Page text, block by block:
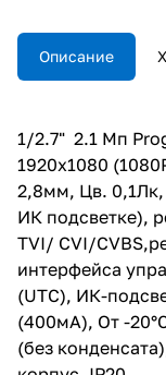
CVI/CVBS,режим
поддержка
управления
до +50°С при
(без конденсата),
гр., пластиковый
Описание
1/2.7" 2.1 Мп
1920х1080
2,8мм, Цв.
ИК подсветке),
TVI/ CVI/
интерфейса
(UTC), ИК-
(400мА), От -
(без